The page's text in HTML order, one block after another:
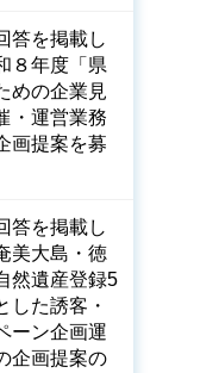
答を掲載し
８年度「県
めの企業見
・運営業務
画提案を募
答を掲載し
美大島・徳
然遺産登録5
した誘客・
ーン企画運
企画提案の